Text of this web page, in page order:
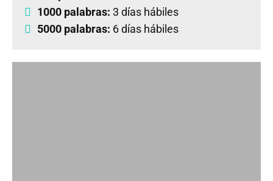
1000 palabras: 3 días hábiles
5000 palabras: 6 días hábiles